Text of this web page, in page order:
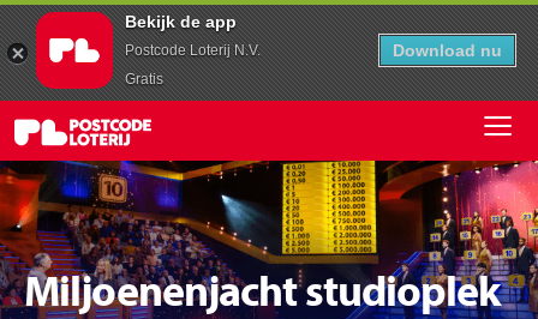
Bekijk de app
Postcode Loterij N.V.
Gratis
Download nu
Miljoenenjacht studioplek